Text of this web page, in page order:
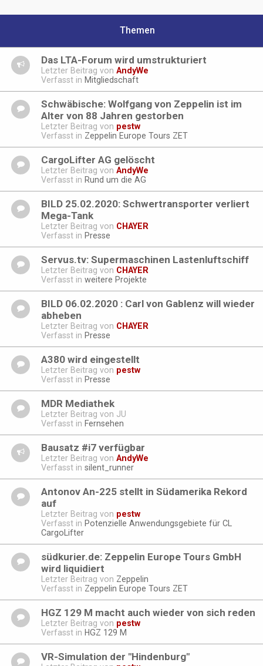
Themen
Das LTA-Forum wird umstrukturiert
Letzter Beitrag von AndyWe
Verfasst in Mitgliedschaft
Schwäbische: Wolfgang von Zeppelin ist im
Alter von 88 Jahren gestorben
Letzter Beitrag von pestw
Verfasst in Zeppelin Europe Tours ZET
CargoLifter AG gelöscht
Letzter Beitrag von AndyWe
Verfasst in Rund um die AG
BILD 25.02.2020: Schwertransporter verliert
Mega-Tank
Letzter Beitrag von CHAYER
Verfasst in Presse
Servus.tv: Supermaschinen Lastenluftschiff
Letzter Beitrag von CHAYER
Verfasst in weitere Projekte
BILD 06.02.2020 : Carl von Gablenz will wieder
abheben
Letzter Beitrag von CHAYER
Verfasst in Presse
A380 wird eingestellt
Letzter Beitrag von pestw
Verfasst in Presse
MDR Mediathek
Letzter Beitrag von JU
Verfasst in Fernsehen
Bausatz #i7 verfügbar
Letzter Beitrag von AndyWe
Verfasst in silent_runner
Antonov An-225 stellt in Südamerika Rekord
auf
Letzter Beitrag von pestw
Verfasst in Potenzielle Anwendungsgebiete für CL
CargoLifter
südkurier.de: Zeppelin Europe Tours GmbH
wird liquidiert
Letzter Beitrag von Zeppelin
Verfasst in Zeppelin Europe Tours ZET
HGZ 129 M macht auch wieder von sich reden
Letzter Beitrag von pestw
Verfasst in HGZ 129 M
VR-Simulation der "Hindenburg"